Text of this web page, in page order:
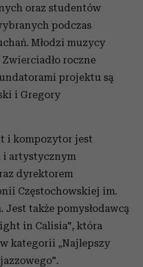
oraz studentów
podczas
Młodzi muzycy
roczne
projektu są
i Gregory
i kompozytor jest
i artystycznym
dyrektorem
Częstochowskiej im.
Jest także pomysłodawcą
in Calisia", która
kategorii „Najlepszy